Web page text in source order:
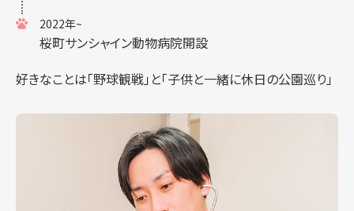
2022年~
桜町サンシャイン動物病院開設
好きなことは「野球観戦」と「子供と一緒に休日の公園巡り」